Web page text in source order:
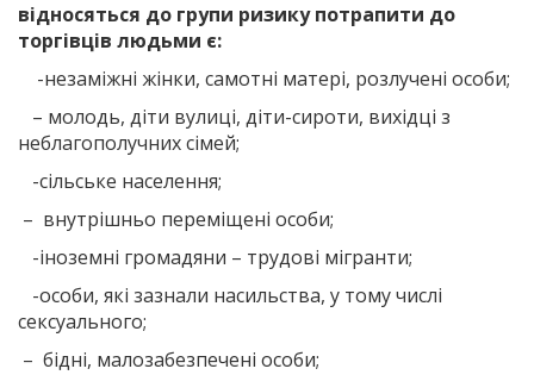
відносяться до групи ризику потрапити до
торгівців людьми є:
-незаміжні жінки, самотні матері, розлучені особи;
– молодь, діти вулиці, діти-сироти, вихідці з
неблагополучних сімей;
-сільське населення;
– внутрішньо переміщені особи;
-іноземні громадяни – трудові мігранти;
-особи, які зазнали насильства, у тому числі
сексуального;
– бідні, малозабезпечені особи;